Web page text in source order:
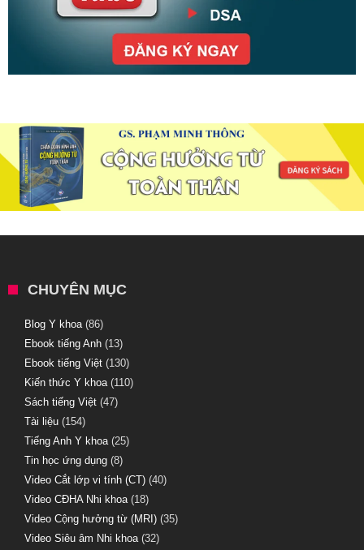
CHUYÊN MỤC
Blog Y khoa(86)
Ebook tiếng Anh (13)
Ebook tiếng Việt (130)
Kiến thức Y khoa(110)
Sách tiếng Việt (47)
Tài liệu (154)
Tiếng Anh Y khoa(25)
Tin học ứng dụng (8)
Video Cắt lớp vi tính (CT) (40)
Video CĐHA Nhi khoa(18)
Video Cộng hưởng từ (MRI) (35)
Video Siêu âm Nhi khoa(32)